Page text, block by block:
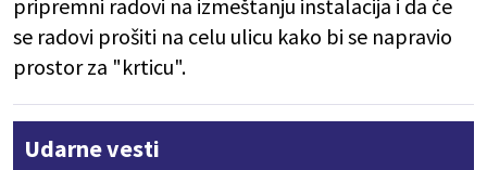
pripremni radovi na izmeštanju instalacija i da će
se radovi prošiti na celu ulicu kako bi se napravio
prostor za "krticu".
Udarne vesti